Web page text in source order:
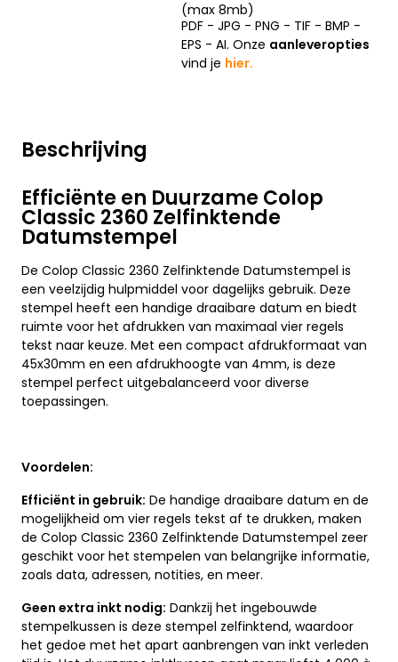
Beschrijving
Efficiënte en Duurzame Colop
Classic 2360 Zelfinktende
Datumstempel
De Colop Classic 2360 Zelfinktende Datumstempel is
een veelzijdig hulpmiddel voor dagelijks gebruik. Deze
stempel heeft een handige draaibare datum en biedt
ruimte voor het afdrukken van maximaal vier regels
tekst naar keuze. Met een compact afdrukformaat van
45x30mm en een afdrukhoogte van 4mm, is deze
stempel perfect uitgebalanceerd voor diverse
toepassingen.
Voordelen:
Efficiënt in gebruik: De handige draaibare datum en de
mogelijkheid om vier regels tekst af te drukken, maken
de Colop Classic 2360 Zelfinktende Datumstempel zeer
geschikt voor het stempelen van belangrijke informatie,
zoals data, adressen, notities, en meer.
Geen extra inkt nodig: Dankzij het ingebouwde
stempelkussen is deze stempel zelfinktend, waardoor
het gedoe met het apart aanbrengen van inkt verleden
(max 8mb)
PDF - JPG - PNG - TIF - BMP -
EPS - AI. Onze aanleveropties
vind je hier.